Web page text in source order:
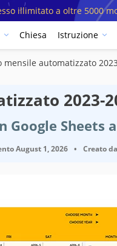
illimitato a oltre 5000
Chiesa Istruzione
mensile automatizzato
2023-
Sheets
August 1, 2026 • Creato da
Google